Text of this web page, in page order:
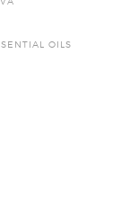
OILS